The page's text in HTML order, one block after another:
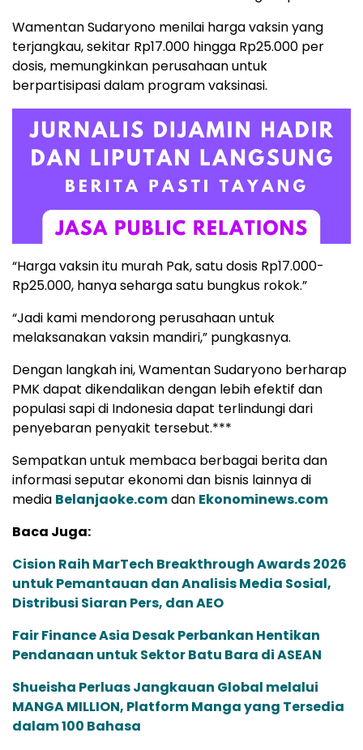
Wamentan Sudaryono menilai harga vaksin yang
terjangkau, sekitar Rp17.000 hingga Rp25.000 per
dosis, memungkinkan perusahaan untuk
berpartisipasi dalam program vaksinasi.
“Harga vaksin itu murah Pak, satu dosis Rp17.000-
Rp25.000, hanya seharga satu bungkus rokok.”
“Jadi kami mendorong perusahaan untuk
melaksanakan vaksin mandiri,” pungkasnya.
Dengan langkah ini, Wamentan Sudaryono berharap
PMK dapat dikendalikan dengan lebih efektif dan
populasi sapi di Indonesia dapat terlindungi dari
penyebaran penyakit tersebut.***
Sempatkan untuk membaca berbagai berita dan
informasi seputar ekonomi dan bisnis lainnya di
media Belanjaoke.comdan Ekonominews.com
Baca Juga:
Cision Raih MarTech Breakthrough Awards 2026
untuk Pemantauan dan Analisis Media Sosial,
Distribusi Siaran Pers, dan AEO
Fair Finance Asia Desak Perbankan Hentikan
Pendanaan untuk Sektor Batu Bara di ASEAN
Shueisha Perluas Jangkauan Global melalui
MANGA MILLION, Platform Manga yang Tersedia
dalam 100 Bahasa